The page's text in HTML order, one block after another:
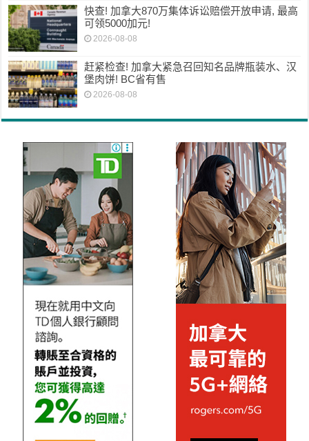
快查! 加拿大870万集体诉讼赔偿开放申请, 最高
可领5000加元!
2026-08-08
赶紧检查! 加拿大紧急召回知名品牌瓶装水、汉
堡肉饼! BC省有售
2026-08-08